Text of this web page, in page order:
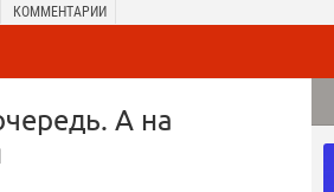
КОММЕНТАРИИ
А на